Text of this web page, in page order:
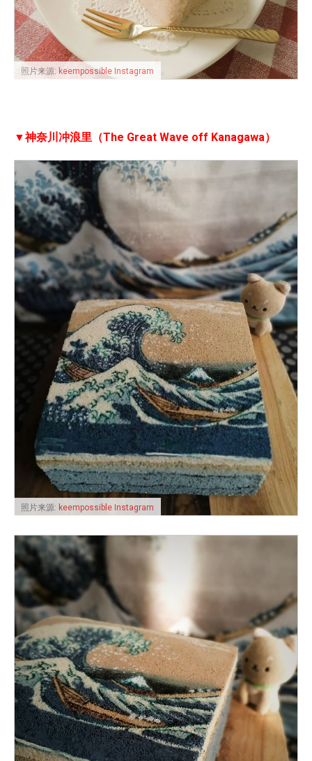
照片来源: keempossible Instagram
▼神奈川冲浪里（The Great Wave off Kanagawa）
照片来源: keempossible Instagram